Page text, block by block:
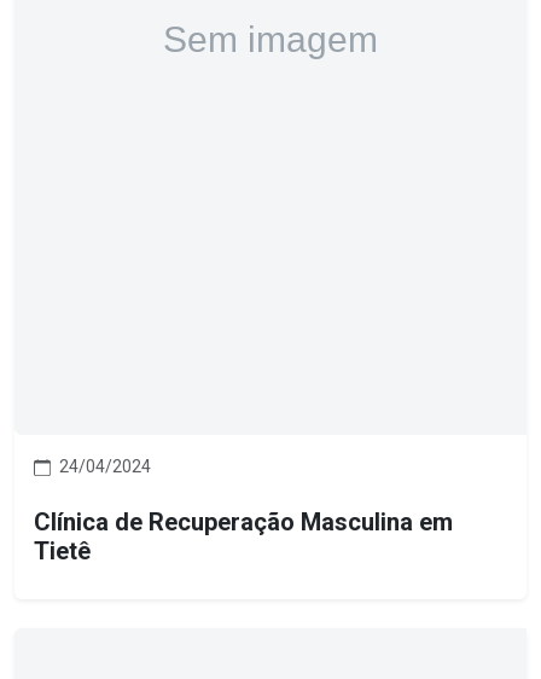
24/04/2024
Clínica de Recuperação Masculina em
Tietê